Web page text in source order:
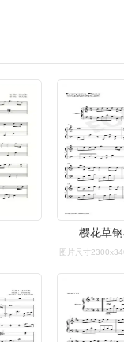
樱花草
图片尺寸